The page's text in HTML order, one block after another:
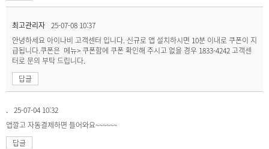
최고관리자 25-07-08 10:37
안녕하세요 아이나비 고객센터 입니다. 신규로 앱 설치하시면 10분 이내로 쿠폰이 지
급됩니다.쿠폰은 메뉴> 쿠폰함에 쿠폰 확인해 주시고 없을 경우 1833-4242 고객센
터로 문의 부탁 드립니다.
답글
. 25-07-04 10:32
앱깔고 자동결제하면 들어와요~~~~~~
답글